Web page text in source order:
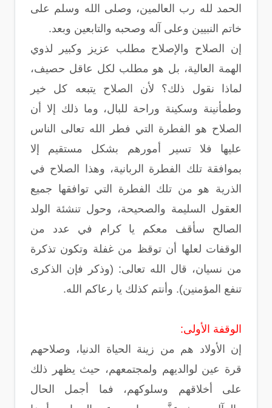
الحمد لله رب العالمين، وصلى الله وسلم على
خاتم النبيين وعلى آله وصحبه والتابعين وبعد.
إن الصلاح والإصلاح مطلب عزيز وكبير لذوي
الهمة العالية، بل هو مطلب لكل عاقل حصيف،
لماذا نقول ذلك؟ لأن الصلاح يتبعه كل خير
وطمأنينة وسكينة وراحة للبال، وما ذلك إلا أن
الصلاح هو الفطرة التي فطر الله تعالى الناس
عليها فلا تسير أمورهم بشكل مستقيم إلا
بموافقة تلك الفطرة الربانية، وهذا الصلاح في
الذرية هو من تلك الفطرة التي توافقها جميع
العقول السليمة والصحيحة، وحول تنشئة الولد
الصالح سأقف معكم يا كرام في عدد من
الوقفات لعلها أن توقظ من غفلة وتكون تذكرة
من نسيان، قال الله تعالى: (وذكر فإن الذكرى
تنفع المؤمنين). وأنتم كذلك يا رعاكم الله.
الوقفة الأولى:
إن الأولاد هم من زينة الحياة الدنيا، وصلاحهم
قرة عين لوالديهم ولمجتمعهم، حيث يظهر ذلك
على أخلاقهم وسلوكهم، فما أجمل الحال